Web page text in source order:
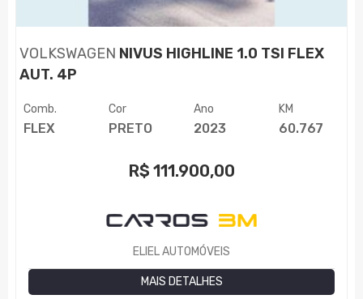
VOLKSWAGEN NIVUS HIGHLINE 1.0 TSI FLEX
AUT. 4P
Comb.
FLEX
Cor
PRETO
Ano
2023
KM
60.767
R$ 111.900,00
ELIEL AUTOMÓVEIS
MAIS DETALHES